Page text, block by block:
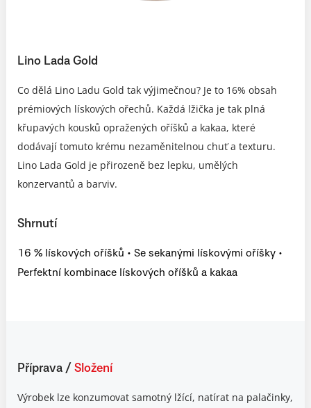
Lino Lada Gold
Co dělá Lino Ladu Gold tak výjimečnou? Je to 16% obsah
prémiových lískových ořechů. Každá lžička je tak plná
křupavých kousků opražených oříšků a kakaa, které
dodávají tomuto krému nezaměnitelnou chuť a texturu.
Lino Lada Gold je přirozeně bez lepku, umělých
konzervantů a barviv.
Shrnutí
16 % lískových oříšků • Se sekanými lískovými oříšky •
Perfektní kombinace lískových oříšků a kakaa
Příprava / Složení
Výrobek lze konzumovat samotný lžící, natírat na palačinky,